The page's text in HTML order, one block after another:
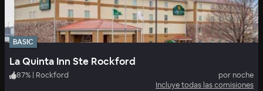
BASIC
La Quinta Inn Ste Rockford
87% | Rockford
por noche
Incluye todas las comisiones